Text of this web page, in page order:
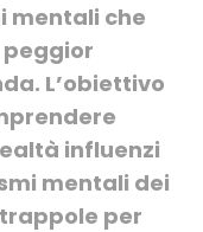
mentali che
L’obiettivo
influenzi
mentali dei
per